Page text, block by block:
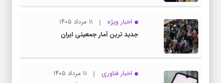
اخبار ویژه
۱۱ مرداد ۱۴۰۵
جدید ترین آمار جمعیتی ایران
اخبار فناوری
۱۱ مرداد ۱۴۰۵